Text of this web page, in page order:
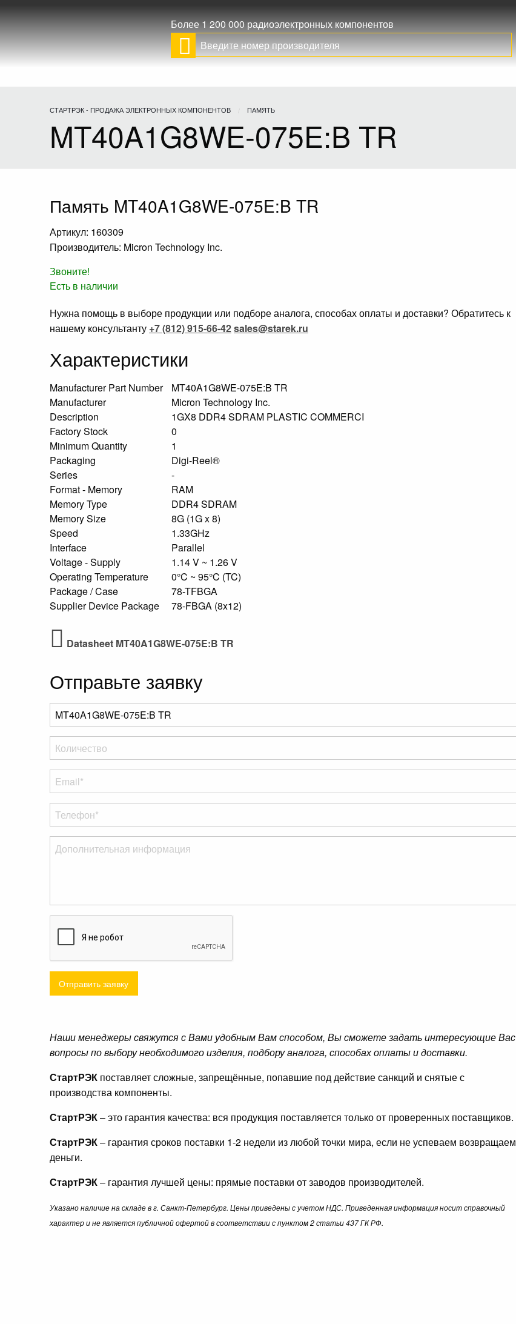
Более 1 200 000 радиоэлектронных компонентов
СТАРТРЭК - ПРОДАЖА ЭЛЕКТРОННЫХ КОМПОНЕНТОВ ПАМЯТЬ
MT40A1G8WE-075E:B TR
Память MT40A1G8WE-075E:B TR
Артикул: 160309
Производитель: Micron Technology Inc.
Звоните!
Есть в наличии
Нужна помощь в выборе продукции или подборе аналога, способах оплаты и доставки? Обратитесь к
нашему консультанту +7 (812) 915-66-42sales@starek.ru
Характеристики
Manufacturer Part Number
MT40A1G8WE-075E:B TR
Manufacturer
Micron Technology Inc.
Description
1GX8 DDR4 SDRAM PLASTIC COMMERCI
Factory Stock
0
Minimum Quantity
1
Packaging
Digi-Reel®
Series
-
Format - Memory
RAM
Memory Type
DDR4 SDRAM
Memory Size
8G (1G x 8)
Speed
1.33GHz
Interface
Parallel
Voltage - Supply
1.14 V ~ 1.26 V
Operating Temperature
0°C ~ 95°C (TC)
Package / Case
78-TFBGA
Supplier Device Package
78-FBGA (8x12)
Datasheet MT40A1G8WE-075E:B TR
Отправьте заявку
Отправить заявку
Наши менеджеры свяжутся с Вами удобным Вам способом, Вы сможете задать интересующие Вас
вопросы по выбору необходимого изделия, подбору аналога, способах оплаты и доставки.
СтартРЭК поставляет сложные, запрещённые, попавшие под действие санкций и снятые с
производства компоненты.
СтартРЭК– это гарантия качества: вся продукция поставляется только от проверенных поставщиков.
СтартРЭК– гарантия сроков поставки 1-2 недели из любой точки мира, если не успеваем возвращаем
деньги.
СтартРЭК– гарантия лучшей цены: прямые поставки от заводов производителей.
Указано наличие на складе в г. Санкт-Петербург. Цены приведены с учетом НДС. Приведенная информация носит справочный
характер и не является публичной офертой в соответствии с пунктом 2 статьи 437 ГК РФ.